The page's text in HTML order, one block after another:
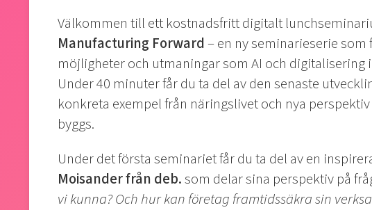
Välkommen till ett kostnadsfritt digitalt
Manufacturing Forward– en ny seminarieserie
möjligheter och utmaningar som AI och digitalisering
Under 40 minuter får du ta del av den senaste
konkreta exempel från näringslivet och nya
byggs.
Under det första seminariet får du ta del av en
Moisander från deb.som delar sina perspektiv på
vi kunna? Och hur kan företag framtidssäkra sin